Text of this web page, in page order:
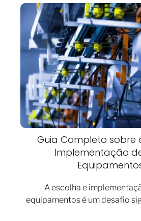
Guia Completo sobre
Implementação
A escolha e
equipamentos é um desafio